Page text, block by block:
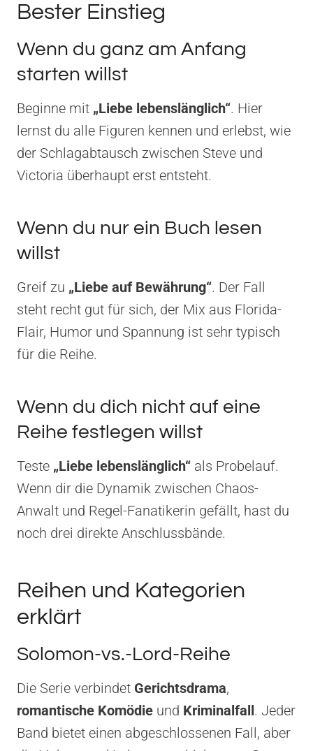
Bester Einstieg
Wenn du ganz am Anfang
starten willst
Beginne mit „Liebe lebenslänglich“. Hier
lernst du alle Figuren kennen und erlebst, wie
der Schlagabtausch zwischen Steve und
Victoria überhaupt erst entsteht.
Wenn du nur ein Buch lesen
willst
Greif zu „Liebe auf Bewährung“. Der Fall
steht recht gut für sich, der Mix aus Florida-
Flair, Humor und Spannung ist sehr typisch
für die Reihe.
Wenn du dich nicht auf eine
Reihe festlegen willst
Teste „Liebe lebenslänglich“ als Probelauf.
Wenn dir die Dynamik zwischen Chaos-
Anwalt und Regel-Fanatikerin gefällt, hast du
noch drei direkte Anschlussbände.
Reihen und Kategorien
erklärt
Solomon-vs.-Lord-Reihe
Die Serie verbindet Gerichtsdrama,
romantische Komödie und Kriminalfall. Jeder
Band bietet einen abgeschlossenen Fall, aber